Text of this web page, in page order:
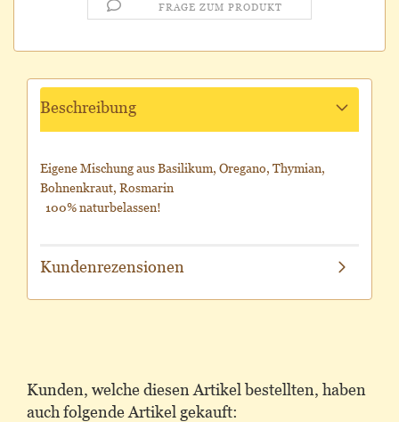
FRAGE ZUM PRODUKT
Beschreibung
Eigene Mischung aus Basilikum, Oregano, Thymian,
Bohnenkraut, Rosmarin
100% naturbelassen!
Kundenrezensionen
Kunden, welche diesen Artikel bestellten, haben
auch folgende Artikel gekauft: